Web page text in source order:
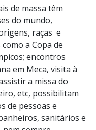
de massa têm
do mundo,
raças e
a Copa de
encontros
em Meca, visita à
a missa do
etc, possibilitam
de pessoas e
sanitários e